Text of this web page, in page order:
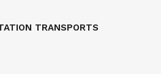
TRANSPORTS